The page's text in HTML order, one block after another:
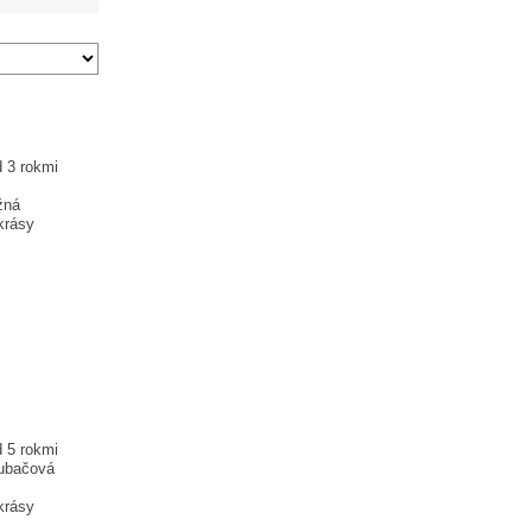
3 rokmi
5 rokmi